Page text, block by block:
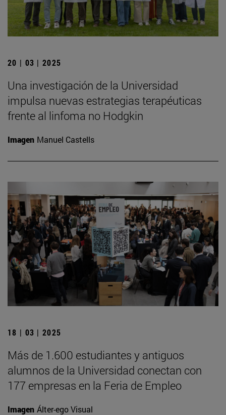
20 | 03 | 2025
Una investigación de la Universidad
impulsa nuevas estrategias terapéuticas
frente al linfoma no Hodgkin
Imagen Manuel Castells
18 | 03 | 2025
Más de 1.600 estudiantes y antiguos
alumnos de la Universidad conectan con
177 empresas en la Feria de Empleo
Imagen Álter-ego Visual